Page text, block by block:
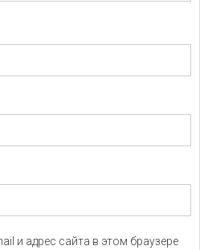
и адрес сайта в этом браузере